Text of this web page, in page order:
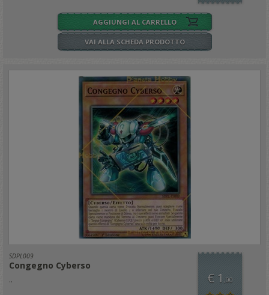
AGGIUNGI AL CARRELLO
VAI ALLA SCHEDA PRODOTTO
SDPL009
Congegno Cyberso
.. € 1 ,00